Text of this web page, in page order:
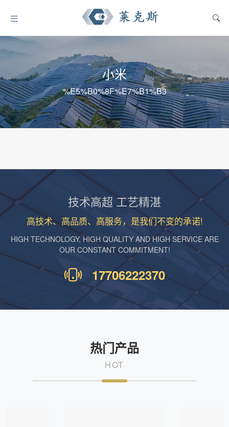
小米
%E5%B0%8F%E7%B1%B3
技术高超 工艺精湛
高技术、高品质、高服务，是我们不变的承诺!
HIGH TECHNOLOGY, HIGH QUALITY AND HIGH SERVICE ARE
OUR CONSTANT COMMITMENT!
17706222370
热门产品
HOT